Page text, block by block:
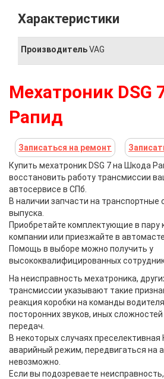
Характеристики
ПроизводительVAG
Мехатроник DSG
Рапид
Записаться на ремонт
Купить мехатроник DSG 7 на Шкода
восстановить работу трансмиссии
автосервисе в СПб.
В наличии запчасти на транспортные
выпуска.
Приобретайте комплектующие в пару
компании или приезжайте в
Помощь в выборе можно получить у
высококвалифицированных
На неисправность мехатроника,
трансмиссии указывают такие
реакция коробки на команды
посторонних звуков, иных
передач.
В некоторых случаях
аварийный режим, передвигаться на
невозможно.
Если вы подозреваете